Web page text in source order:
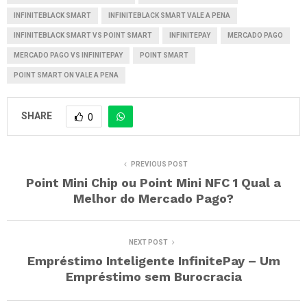
INFINITEBLACK SMART INFINITEBLACK SMART VALE A PENA
INFINITEBLACK SMART VS POINT SMART INFINITEPAY MERCADO PAGO
MERCADO PAGO VS INFINITEPAY POINT SMART
POINT SMART ON VALE A PENA
SHARE 0
PREVIOUS POST
Point Mini Chip ou Point Mini NFC 1 Qual a
Melhor do Mercado Pago?
NEXT POST
Empréstimo Inteligente InfinitePay – Um
Empréstimo sem Burocracia